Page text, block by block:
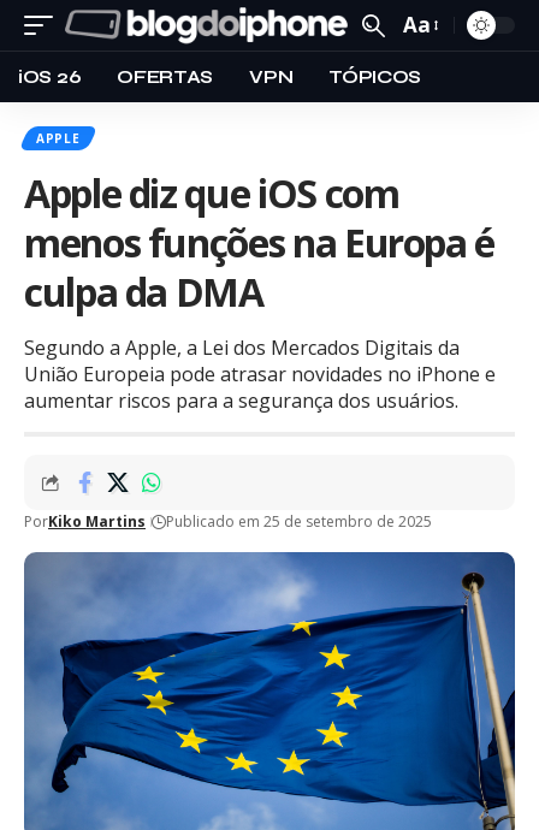
Aa
iOS 26 OFERTAS VPN TÓPICOS
APPLE
Apple diz que iOS com
menos funções na Europa é
culpa da DMA
Segundo a Apple, a Lei dos Mercados Digitais da
União Europeia pode atrasar novidades no iPhone e
aumentar riscos para a segurança dos usuários.
PorKiko Martins Publicado em 25 de setembro de 2025